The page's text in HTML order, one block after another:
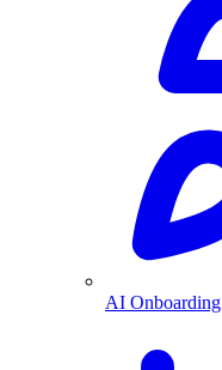
AI Onboarding